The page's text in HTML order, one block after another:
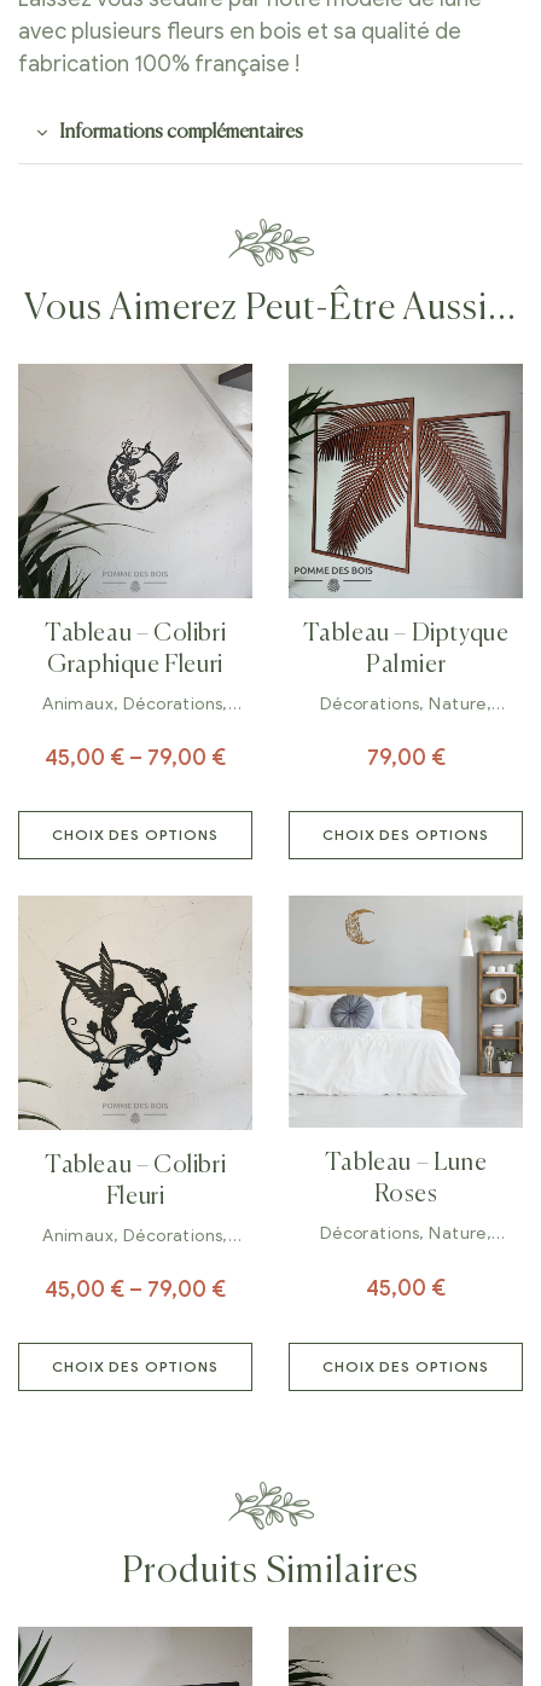
avec plusieurs fleurs en bois et sa qualité de
fabrication 100% française !
Informations complémentaires
Vous Aimerez Peut-Être Aussi…
Tableau – Colibri
Graphique Fleuri
Animaux, Décorations,
45,00 € – 79,00 €
CHOIX DES OPTIONS
Tableau – Diptyque
Palmier
Décorations,Nature,
79,00 €
CHOIX DES OPTIONS
Tableau – Colibri
Fleuri
Animaux, Décorations,
45,00 € – 79,00 €
CHOIX DES OPTIONS
Tableau – Lune
Roses
Décorations,Nature,
45,00 €
CHOIX DES OPTIONS
Produits Similaires